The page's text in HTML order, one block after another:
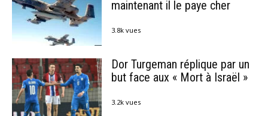
maintenant il le paye cher
3.8k vues
Dor Turgeman réplique par un
but face aux « Mort à Israël »
3.2k vues